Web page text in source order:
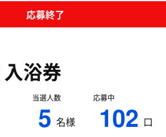
応募終了
入浴券
当選人数
5 名様
応募中
102 口